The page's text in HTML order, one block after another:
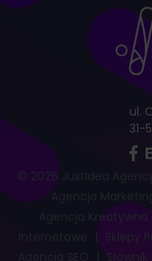
© 2026 JustIdea Agency
Agencja Kreatywna
Sklepy
Słownik
ul.
31-